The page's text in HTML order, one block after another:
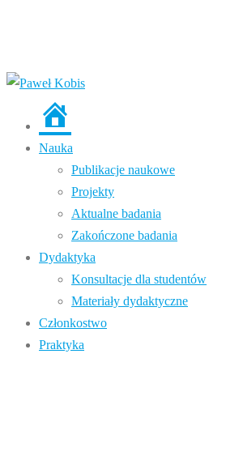
główna
Nauka
Publikacje naukowe
Projekty
Aktualne badania
Zakończone badania
Dydaktyka
Konsultacje dla studentów
Materiały dydaktyczne
Członkostwo
Praktyka